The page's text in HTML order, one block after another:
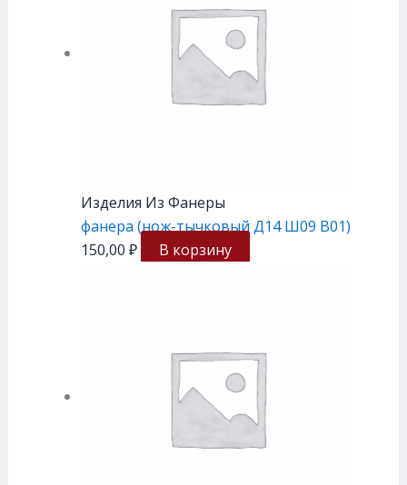
Изделия Из Фанеры
фанера (нож-тычковый Д14 Ш09 В01)
150,00 ₽ В корзину